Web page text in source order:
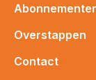
Overstappen
Contact